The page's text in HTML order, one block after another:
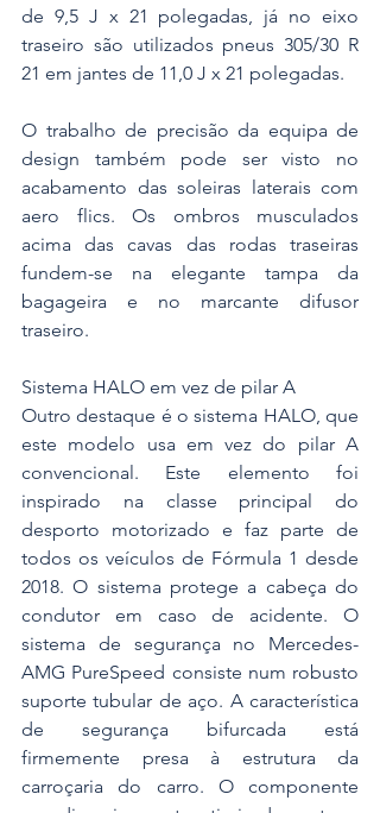
de 9,5 J x 21 polegadas, já no eixo
traseiro são utilizados pneus 305/30 R
21 em jantes de 11,0 J x 21 polegadas.
O trabalho de precisão da equipa de
design também pode ser visto no
acabamento das soleiras laterais com
aero flics. Os ombros musculados
acima das cavas das rodas traseiras
fundem-se na elegante tampa da
bagageira e no marcante difusor
traseiro.
Sistema HALO em vez de pilar A
Outro destaque é o sistema HALO, que
este modelo usa em vez do pilar A
convencional. Este elemento foi
inspirado na classe principal do
desporto motorizado e faz parte de
todos os veículos de Fórmula 1 desde
2018. O sistema protege a cabeça do
condutor em caso de acidente. O
sistema de segurança no Mercedes-
AMG PureSpeed consiste num robusto
suporte tubular de aço. A característica
de segurança bifurcada está
firmemente presa à estrutura da
carroçaria do carro. O componente